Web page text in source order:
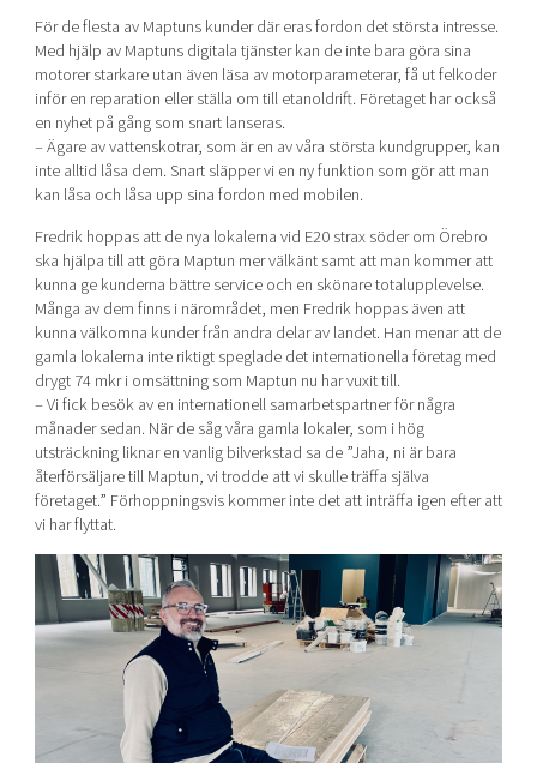
För de flesta av Maptuns kunder där eras fordon det största intresse.
Med hjälp av Maptuns digitala tjänster kan de inte bara göra sina
motorer starkare utan även läsa av motorparameterar, få ut felkoder
inför en reparation eller ställa om till etanoldrift. Företaget har också
en nyhet på gång som snart lanseras.
– Ägare av vattenskotrar, som är en av våra största kundgrupper, kan
inte alltid låsa dem. Snart släpper vi en ny funktion som gör att man
kan låsa och låsa upp sina fordon med mobilen.
Fredrik hoppas att de nya lokalerna vid E20 strax söder om Örebro
ska hjälpa till att göra Maptun mer välkänt samt att man kommer att
kunna ge kunderna bättre service och en skönare totalupplevelse.
Många av dem finns i närområdet, men Fredrik hoppas även att
kunna välkomna kunder från andra delar av landet. Han menar att de
gamla lokalerna inte riktigt speglade det internationella företag med
drygt 74 mkr i omsättning som Maptun nu har vuxit till.
– Vi fick besök av en internationell samarbetspartner för några
månader sedan. När de såg våra gamla lokaler, som i hög
utsträckning liknar en vanlig bilverkstad sa de ”Jaha, ni är bara
återförsäljare till Maptun, vi trodde att vi skulle träffa själva
företaget.” Förhoppningsvis kommer inte det att inträffa igen efter att
vi har flyttat.